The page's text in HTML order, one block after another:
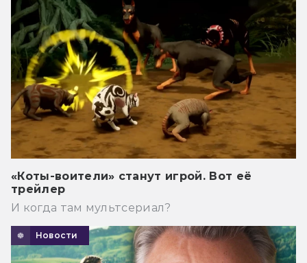
«Коты-воители» станут игрой. Вот её
трейлер
И когда там мультсериал?
Новости